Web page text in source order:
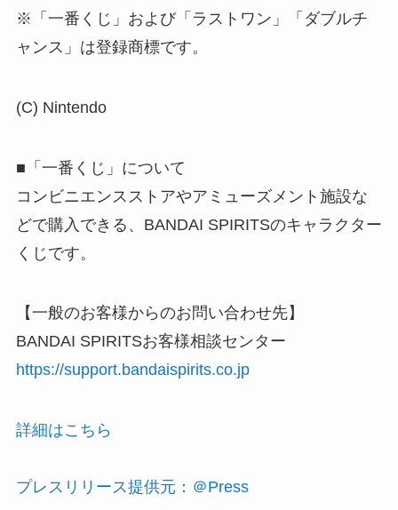
※「一番くじ」および「ラストワン」「ダブルチ
ャンス」は登録商標です。
(C) Nintendo
■「一番くじ」について
コンビニエンスストアやアミューズメント施設な
どで購入できる、BANDAI SPIRITSのキャラクター
くじです。
【一般のお客様からのお問い合わせ先】
BANDAI SPIRITSお客様相談センター
https://support.bandaispirits.co.jp
詳細はこちら
プレスリリース提供元：＠Press